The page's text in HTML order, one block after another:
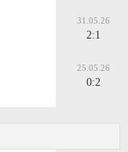
31.05.26
2:1
25.05.26
0:2